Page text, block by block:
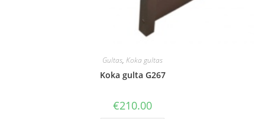
Gultas, Koka gultas
Koka gulta G267
€210.00